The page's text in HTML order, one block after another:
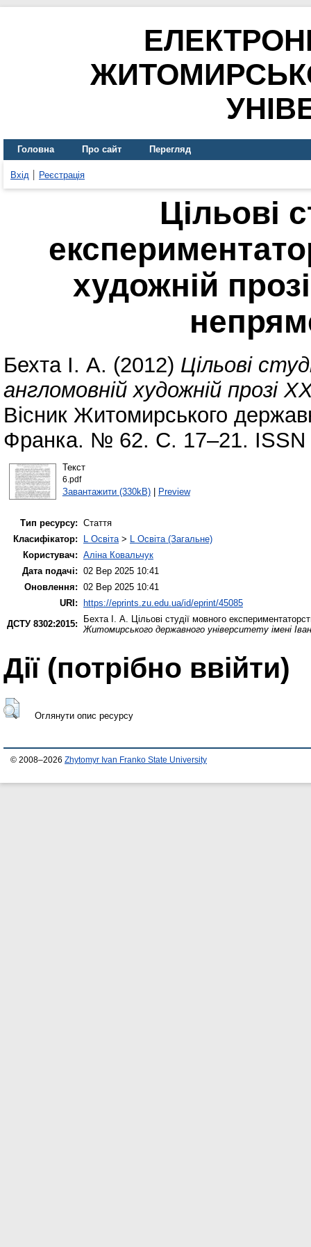
Головна Про сайт Перегляд
Вхід Реєстрація
Цільові
художній
Бехта І. А. (2012) Цільові
англомовній художній прозі
Вісник Житомирського
Франка. № 62. С. 17–21. ISSN
Текст
6.pdf
Завантажити (330kB)| Preview
Тип ресурсу: Стаття
Класифікатор:
L Освіта> L Освіта (Загальне)
Користувач: Аліна Ковальчук
Дата подачі: 02 Вер 2025 10:41
Оновлення: 02 Вер 2025 10:41
URI:
https://eprints.zu.edu.ua/id/eprint/45085
ДСТУ 8302:2015:
Бехта І. А. Цільові студії мовного
Житомирського державного університету імені
Дії ​​(потрібно ввійти)
Оглянути опис ресурсу
© 2008–2026 Zhytomyr Ivan Franko State University